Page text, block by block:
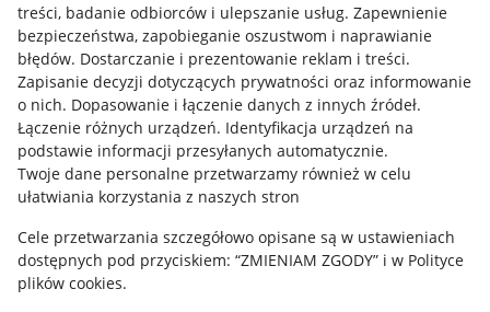
treści, badanie odbiorców i ulepszanie usług. Zapewnienie
bezpieczeństwa, zapobieganie oszustwom i naprawianie
błędów. Dostarczanie i prezentowanie reklam i treści.
Zapisanie decyzji dotyczących prywatności oraz informowanie
o nich. Dopasowanie i łączenie danych z innych źródeł.
Łączenie różnych urządzeń. Identyfikacja urządzeń na
podstawie informacji przesyłanych automatycznie.
Twoje dane personalne przetwarzamy również w celu
ułatwiania korzystania z naszych stron
Cele przetwarzania szczegółowo opisane są w ustawieniach
dostępnych pod przyciskiem: “ZMIENIAM ZGODY” i w Polityce
plików cookies.
Mapa miejscowości
Informacje prawne
Regulamin
Polityka plików "cookies"
Ustawienia plików "cookies"
Udostępnianie lokalizacji
Informacje dla Aktu o Usługach Cyfrowych